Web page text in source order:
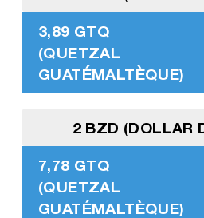
3,89 GTQ
(QUETZAL
GUATÉMALTÈQUE)
2 BZD (DOLLAR
7,78 GTQ
(QUETZAL
GUATÉMALTÈQUE)